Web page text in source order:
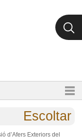
Escoltar
d’Afers Exteriors del